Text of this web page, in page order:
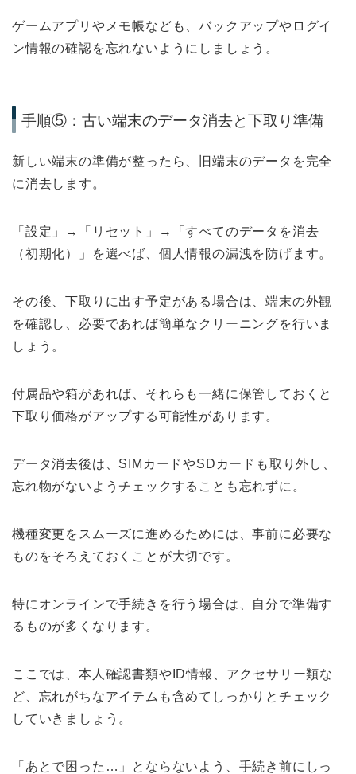
ゲームアプリやメモ帳なども、バックアップやログイ
ン情報の確認を忘れないようにしましょう。
手順⑤：古い端末のデータ消去と下取り準備
新しい端末の準備が整ったら、旧端末のデータを完全
に消去します。
「設定」→「リセット」→「すべてのデータを消去
（初期化）」を選べば、個人情報の漏洩を防げます。
その後、下取りに出す予定がある場合は、端末の外観
を確認し、必要であれば簡単なクリーニングを行いま
しょう。
付属品や箱があれば、それらも一緒に保管しておくと
下取り価格がアップする可能性があります。
データ消去後は、SIMカードやSDカードも取り外し、
忘れ物がないようチェックすることも忘れずに。
機種変更をスムーズに進めるためには、事前に必要な
ものをそろえておくことが大切です。
特にオンラインで手続きを行う場合は、自分で準備す
るものが多くなります。
ここでは、本人確認書類やID情報、アクセサリー類な
ど、忘れがちなアイテムも含めてしっかりとチェック
していきましょう。
「あとで困った…」とならないよう、手続き前にしっ